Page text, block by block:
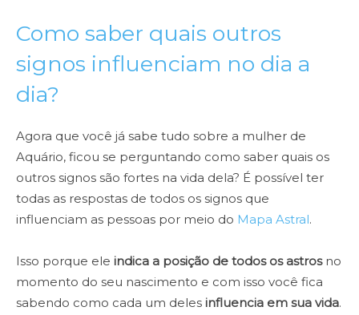
Como saber quais outros
signos influenciam no dia a
dia?
Agora que você já sabe tudo sobre a mulher de
Aquário, ficou se perguntando como saber quais os
outros signos são fortes na vida dela? É possível ter
todas as respostas de todos os signos que
influenciam as pessoas por meio do Mapa Astral.
Isso porque ele indica a posição de todos os astrosno
momento do seu nascimento e com isso você fica
sabendo como cada um deles influencia em sua vida.